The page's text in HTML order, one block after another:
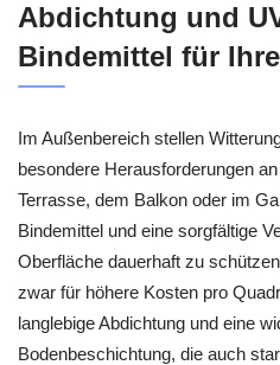
Abdichtung und
Bindemittel für
Im Außenbereich stellen
besondere Herausforderungen
Terrasse, dem Balkon oder im
Bindemittel und eine sorgfältige
Oberfläche dauerhaft zu
zwar für höhere Kosten pro
langlebige Abdichtung und eine
Bodenbeschichtung, die auch